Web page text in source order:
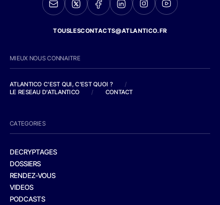
TOUSLESCONTACTS@ATLANTICO.FR
MIEUX NOUS CONNAITRE
ATLANTICO C'EST QUI, C'EST QUOI ?
/
LE RESEAU D'ATLANTICO
/ CONTACT
CATEGORIES
DECRYPTAGES
DOSSIERS
RENDEZ-VOUS
VIDEOS
PODCASTS